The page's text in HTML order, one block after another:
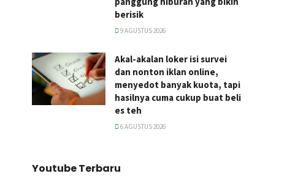
berisik
9 AGUSTUS 2026
Akal-akalan loker isi survei
dan nonton iklan online,
menyedot banyak kuota, tapi
hasilnya cuma cukup buat beli
es teh
6 AGUSTUS 2026
Youtube Terbaru